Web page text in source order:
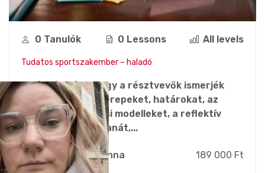
0 Tanulók 0 Lessons All levels
Tudatos sportszakember – haladó
A képzés célja, hogy a résztvevők ismerjék
meg a szakmai szerepeket, határokat, az
értékalapú döntési modelleket, a reflektív
tanulás módszertanát,...
Branauer Anna 189 000 Ft